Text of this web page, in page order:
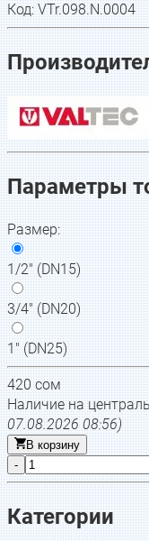
Код:VTr.098.N.0004
Параметры
Размер:
1/2" (DN15)
3/4" (DN20)
1" (DN25)
420сом
Наличие на
07.08.2026 08:56)
В корзину
-
Категории